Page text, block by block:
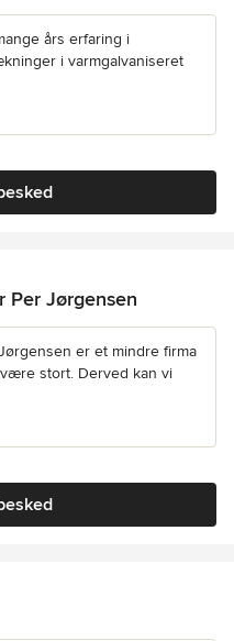
års erfaring i
i varmgalvaniseret
Jørgensen
er et mindre firma
stort. Derved kan vi